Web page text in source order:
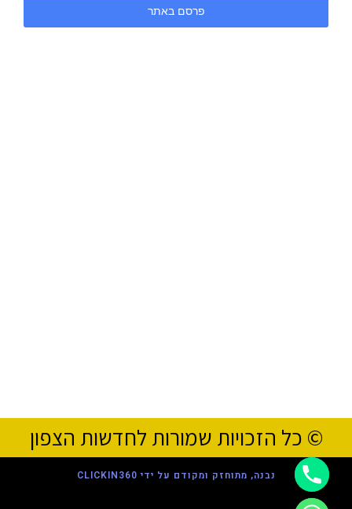
פרסם באתר
© כל הזכויות שמורות לחדשות הצפון
נבנה, מתוחזק ומקודם על ידי CLICKIN360